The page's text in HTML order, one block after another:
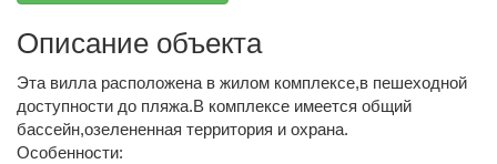
Описание объекта
Эта вилла расположена в жилом комплексе,в пешеходной
доступности до пляжа.В комплексе имеется общий
бассейн,озелененная территория и охрана.
Особенности: